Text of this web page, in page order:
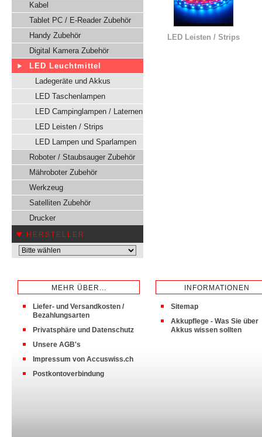
Kabel
Tablet PC / E-Reader Zubehör
Handy Zubehör
Digital Kamera Zubehör
LED Leuchtmittel
Ladegeräte und Akkus
LED Taschenlampen
LED Campinglampen / Laternen
LED Leisten / Strips
LED Lampen und Sparlampen
Roboter / Staubsauger Zubehör
Mähroboter Zubehör
Werkzeug
Satelliten Zubehör
Drucker
HERSTELLER
LED Leisten / Strips
MEHR ÜBER...
Liefer- und Versandkosten /
Bezahlungsarten
Privatsphäre und Datenschutz
Unsere AGB's
Impressum von Accuswiss.ch
Postkontoverbindung
INFORMATIONEN
Sitemap
Akkupflege - Was Sie über
Akkus wissen sollten